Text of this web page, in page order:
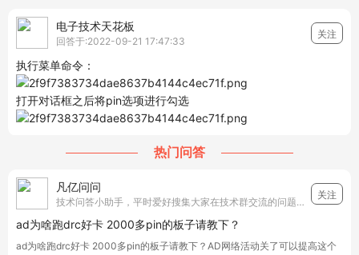
电子技术天花板
回答于:2022-09-21 17:47:33
关注
执行菜单命令：
打开对话框之后将pin选项进行勾选
热门问答
凡亿问问
技术问答小助手，平时爱好搜集大家在技术群交流的问题，并和我们凡亿教育的工程师小哥哥们一起详细解答搜集的技术问题，让电子设计的工程师们少走弯路，遇到问题搜一搜就能够得到答案~我们一起加油！
关注
ad为啥跑drc好卡 2000多pin的板子请教下？
ad为啥跑drc好卡 2000多pin的板子请教下？AD网络活动关了可以提高这个